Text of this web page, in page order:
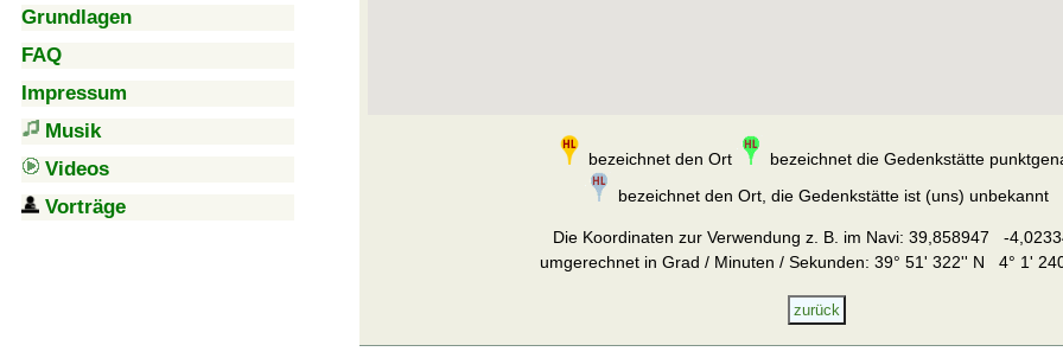
Grundlagen
FAQ
Impressum
Musik
Videos
Vorträge
bezeichnet den Ort
bezeichnet die Gedenkstätte
bezeichnet den Ort, die Gedenkstätte ist (uns) unbekannt
Die Koordinaten zur Verwendung z. B. im Navi: 39,858947 -
umgerechnet in Grad / Minuten / Sekunden: 39° 51' 322'' N 4° 1'